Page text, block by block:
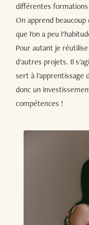
différentes formations
On apprend
que l'on a peu
Pour autant je
d'autres projets. Il
sert à l'apprentissage
donc un
compétences !